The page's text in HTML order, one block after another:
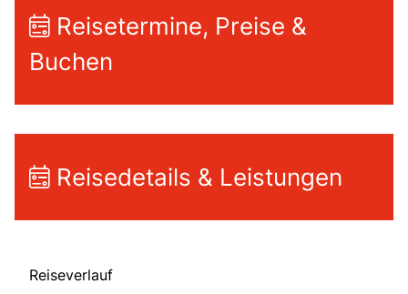
Reisetermine, Preise &
Buchen
Reisedetails & Leistungen
Reiseverlauf